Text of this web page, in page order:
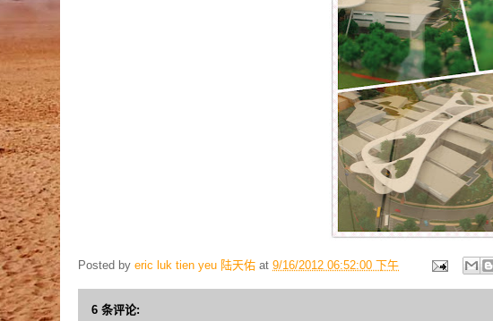
Posted by eric luk tien yeu 陆天佑 at 9/16/2012 06:52:00 下午
6 条评论: